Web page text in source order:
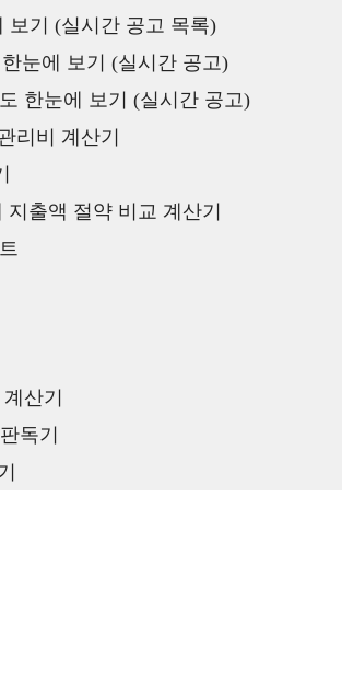
보기 (실시간 공고 목록)
눈에 보기 (실시간 공고)
한눈에 보기 (실시간 공고)
리비 계산기
출액 절약 비교 계산기
산기
독기